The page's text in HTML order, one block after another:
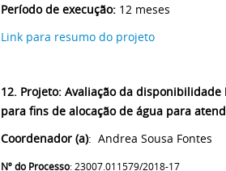
Período de execução: 12 meses
Link para resumo do projeto
12. Projeto: Avaliação da
para fins de alocação de água para
Coordenador (a): Andrea Sousa Fontes
Nº do Processo: 23007.011579/2018-17